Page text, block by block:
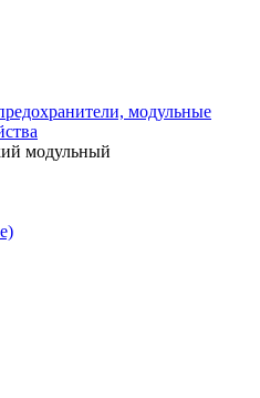
модульные
модульный